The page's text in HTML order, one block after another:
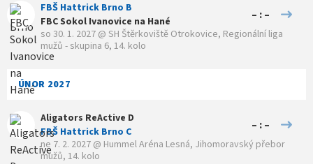
FBŠ Hattrick Brno B
FBC Sokol Ivanovice na Hané
– : –
so 30. 1. 2027 @ SH Štěrkoviště Otrokovice, Regionální liga
mužů - skupina 6, 14. kolo
ÚNOR 2027
Aligators ReActive D
FBŠ Hattrick Brno C
– : –
ne 7. 2. 2027 @ Hummel Aréna Lesná, Jihomoravský přebor
mužů, 14. kolo